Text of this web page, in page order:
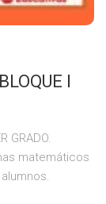
I
GRADO.
matemáticos